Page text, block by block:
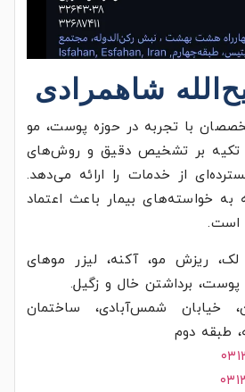
با تجربه در حوزه پوست، مو
تکیه بر تشخیص دقیق و روش‌های
از خدمات را ارائه می‌دهد.
به خواسته‌های بیمار باعث اعتماد
است.
لک، ریزش مو، آکنه، لیزر موهای
پوست، برداشتن خال و زگیل.
خیابان شمس‌آبادی، ساختمان
طبقه دوم